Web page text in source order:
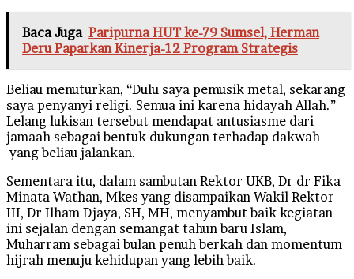
Baca Juga Paripurna HUT ke-79 Sumsel, Herman
Deru Paparkan Kinerja-12 Program Strategis
Beliau menuturkan, “Dulu saya pemusik metal, sekarang
saya penyanyi religi. Semua ini karena hidayah Allah.”
Lelang lukisan tersebut mendapat antusiasme dari
jamaah sebagai bentuk dukungan terhadap dakwah
yang beliau jalankan.
Sementara itu, dalam sambutan Rektor UKB, Dr dr Fika
Minata Wathan, Mkes yang disampaikan Wakil Rektor
III, Dr Ilham Djaya, SH, MH, menyambut baik kegiatan
ini sejalan dengan semangat tahun baru Islam,
Muharram sebagai bulan penuh berkah dan momentum
hijrah menuju kehidupan yang lebih baik.